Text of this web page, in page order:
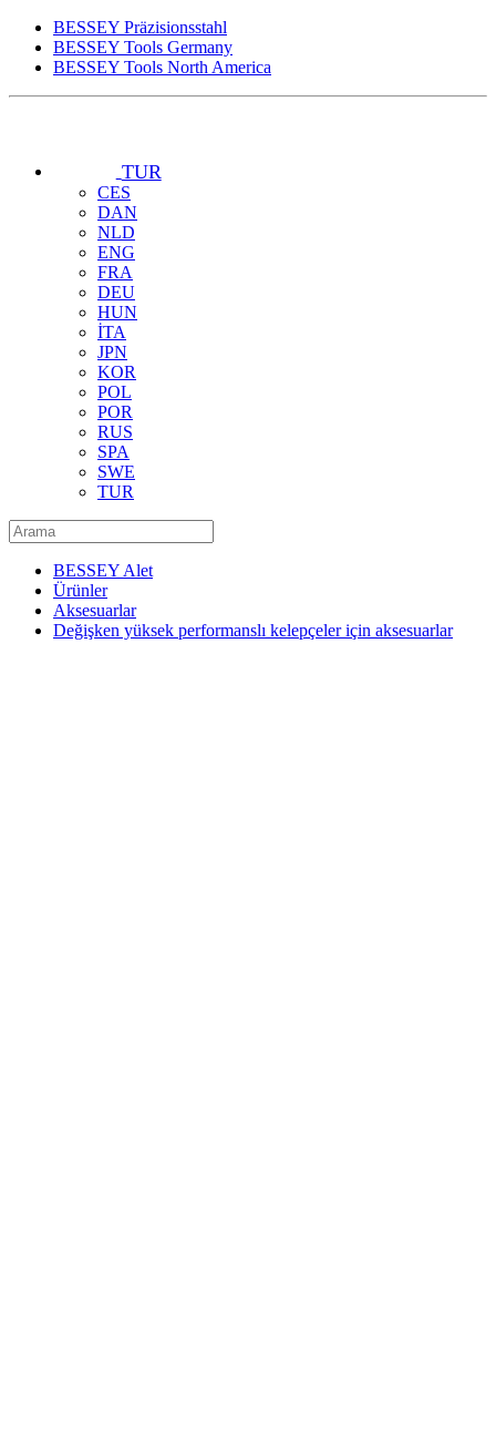
BESSEY Präzisionsstahl
BESSEY Tools Germany
BESSEY Tools North America
TUR
CES
DAN
NLD
ENG
FRA
DEU
HUN
İTA
JPN
KOR
POL
POR
RUS
SPA
SWE
TUR
BESSEY Alet
Ürünler
Aksesuarlar
Değişken yüksek performanslı kelepçeler için aksesuarlar